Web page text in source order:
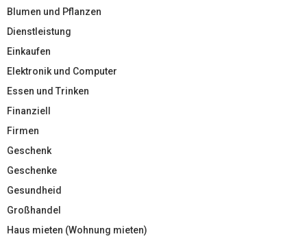
Blumen und Pflanzen
Dienstleistung
Einkaufen
Elektronik und Computer
Essen und Trinken
Finanziell
Firmen
Geschenk
Geschenke
Gesundheid
Großhandel
Haus mieten (Wohnung mieten)